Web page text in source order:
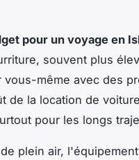
pour un voyage en
souvent plus
vous-même avec des
de la location de
pour les longs
plein air,